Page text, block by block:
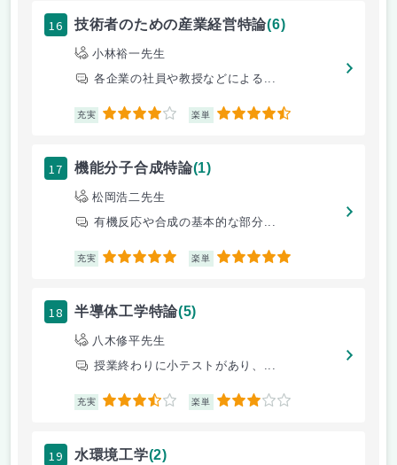
16 技術者のための産業経営特論(6)
小林裕一先生
各企業の社員や教授などによる...
充実 4 楽単 4.5
17 機能分子合成特論(1)
松岡浩二先生
有機反応や合成の基本的な部分...
充実 5 楽単 5
18 半導体工学特論(5)
八木修平先生
授業終わりに小テストがあり、...
充実 3.5 楽単 3
19 水環境工学(2)